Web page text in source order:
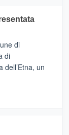
di
di
dell’Etna, un